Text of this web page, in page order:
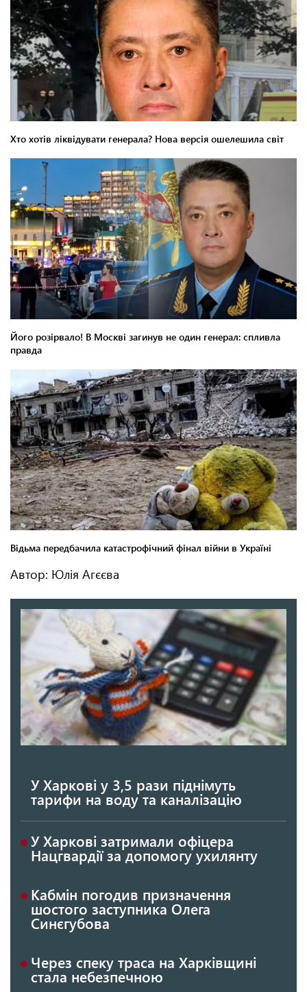
Автор: Юлія Агєєва
У Харкові у 3,5 рази піднімуть
тарифи на воду та каналізацію
У Харкові затримали офіцера
Нацгвардії за допомогу ухилянту
Кабмін погодив призначення
шостого заступника Олега
Синєгубова
Через спеку траса на Харківщині
стала небезпечною